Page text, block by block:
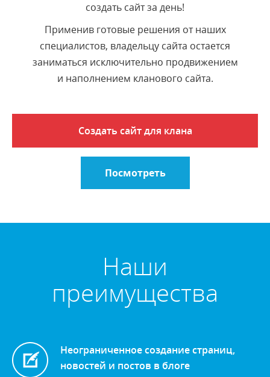
создать сайт за день!
Применив готовые решения от наших
специалистов, владельцу сайта остается
заниматься исключительно продвижением
и наполнением кланового сайта.
Создать сайт для клана
Посмотреть
Наши
преимущества
Неограниченное создание страниц,
новостей и постов в блоге